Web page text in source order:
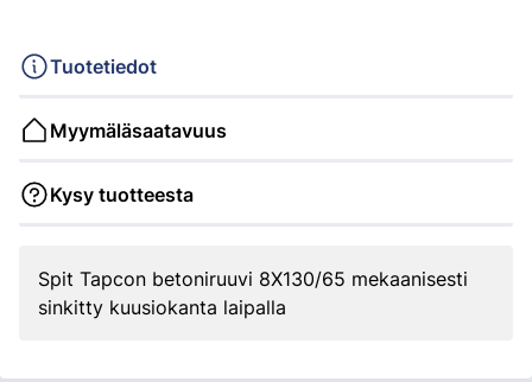
Tuotetiedot
Myymäläsaatavuus
Kysy tuotteesta
Spit Tapcon betoniruuvi 8X130/65 mekaanisesti
sinkitty kuusiokanta laipalla